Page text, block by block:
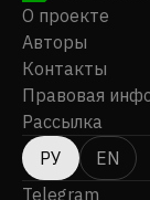
О проекте
Авторы
Контакты
Правовая
Рассылка
РУ
EN
Telegram